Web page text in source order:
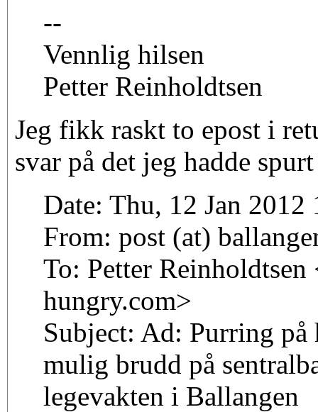
--
Vennlig hilsen
Petter Reinholdtsen
Jeg fikk raskt to epost i
svar på det jeg hadde
Date: Thu, 12 Jan
From: post (at)
To: Petter Reinholdtsen
hungry.com>
Subject: Ad: Purring på
mulig brudd på
legevakten i Ballangen